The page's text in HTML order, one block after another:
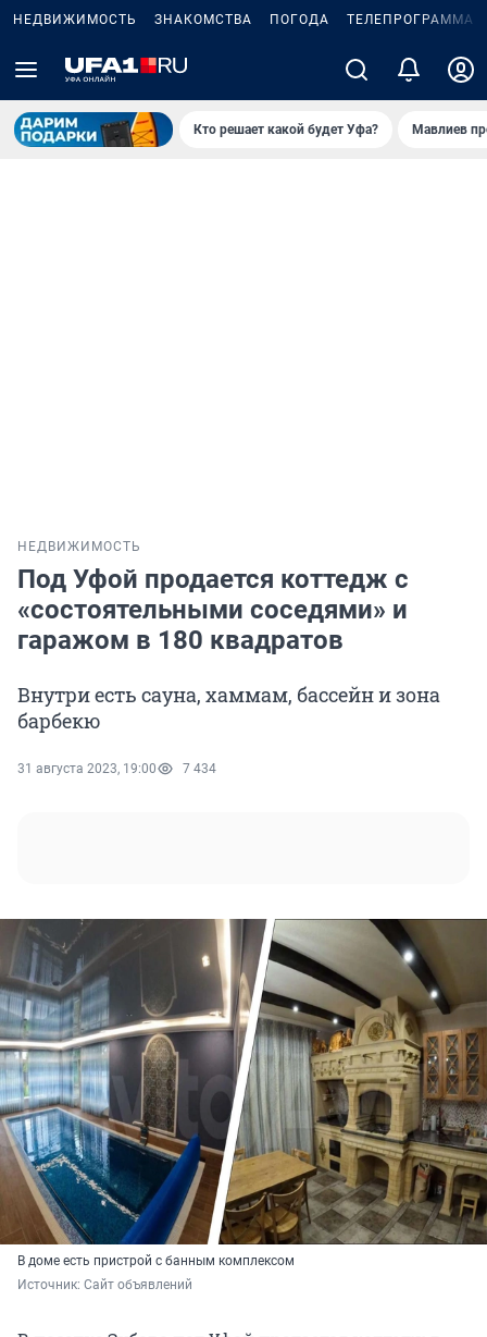
НЕДВИЖИМОСТЬ ЗНАКОМСТВА ПОГОДА ТЕЛЕПРОГРАММА
Кто решает какой будет Уфа? Мавлиев
НЕДВИЖИМОСТЬ
Под Уфой продается коттедж с
«состоятельными соседями» и
гаражом в 180 квадратов
Внутри есть сауна, хаммам, бассейн и зона
барбекю
31 августа 2023, 19:00 7 434
В доме есть пристрой с банным комплексом
Источник: Сайт объявлений